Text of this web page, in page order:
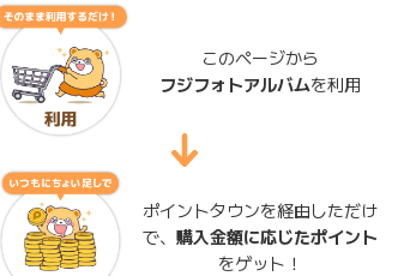
このページから
フジフォトアルバムを利用
ポイントタウンを経由しただけ
で、 購入金額に応じたポイント
をゲット！